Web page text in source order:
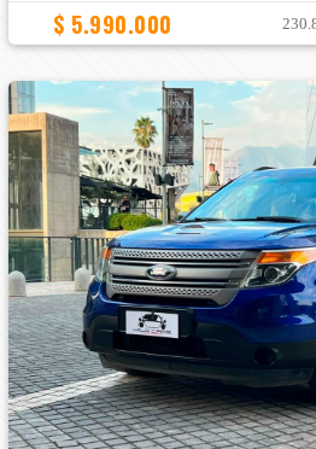
$ 5.990.000